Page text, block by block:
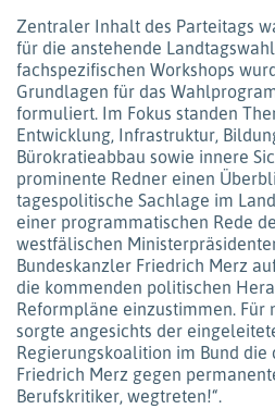
Zentraler Inhalt des Parteitags
für die anstehende
fachspezifischen Workshops
Grundlagen für das
formuliert. Im Fokus standen
Entwicklung, Infrastruktur,
Bürokratieabbau sowie innere
prominente Redner einen
tagespolitische Sachlage im
einer programmatischen Rede
westfälischen
Bundeskanzler Friedrich Merz
die kommenden politischen
Reformpläne einzustimmen.
sorgte angesichts der
Regierungskoalition im Bund die
Friedrich Merz gegen
Berufskritiker, wegtreten!“.